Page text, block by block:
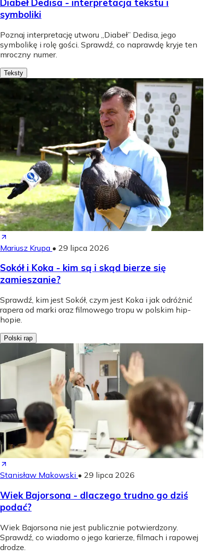
Diabeł Dedisa - interpretacja tekstu i
symboliki
Poznaj interpretację utworu „Diabeł” Dedisa, jego
symbolikę i rolę gości. Sprawdź, co naprawdę kryje ten
mroczny numer.
Teksty
Mariusz Krupa • 29 lipca 2026
Sokół i Koka - kim są i skąd bierze się
zamieszanie?
Sprawdź, kim jest Sokół, czym jest Koka i jak odróżnić
rapera od marki oraz filmowego tropu w polskim hip-
hopie.
Polski rap
Stanisław Makowski • 29 lipca 2026
Wiek Bajorsona - dlaczego trudno go dziś
podać?
Wiek Bajorsona nie jest publicznie potwierdzony.
Sprawdź, co wiadomo o jego karierze, filmach i rapowej
drodze.